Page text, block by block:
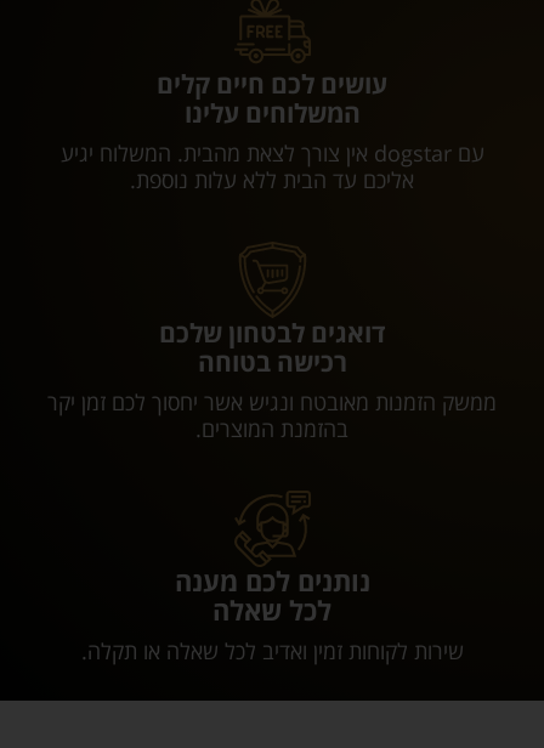
עושים לכם חיים קלים
המשלוחים עלינו
עם dogstar אין צורך לצאת מהבית. המשלוח יגיע
אליכם עד הבית ללא עלות נוספת.
דואגים לבטחון שלכם
רכישה בטוחה
ממשק הזמנות מאובטח ונגיש אשר יחסוך לכם זמן יקר
בהזמנת המוצרים.
נותנים לכם מענה
לכל שאלה
שירות לקוחות זמין ואדיב לכל שאלה או תקלה.